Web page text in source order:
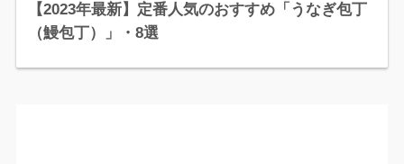
【2023年最新】定番人気のおすすめ「うなぎ包丁
（鰻包丁）」・8選